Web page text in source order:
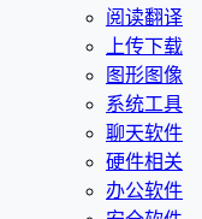
阅读翻译
上传下载
图形图像
系统工具
聊天软件
硬件相关
办公软件